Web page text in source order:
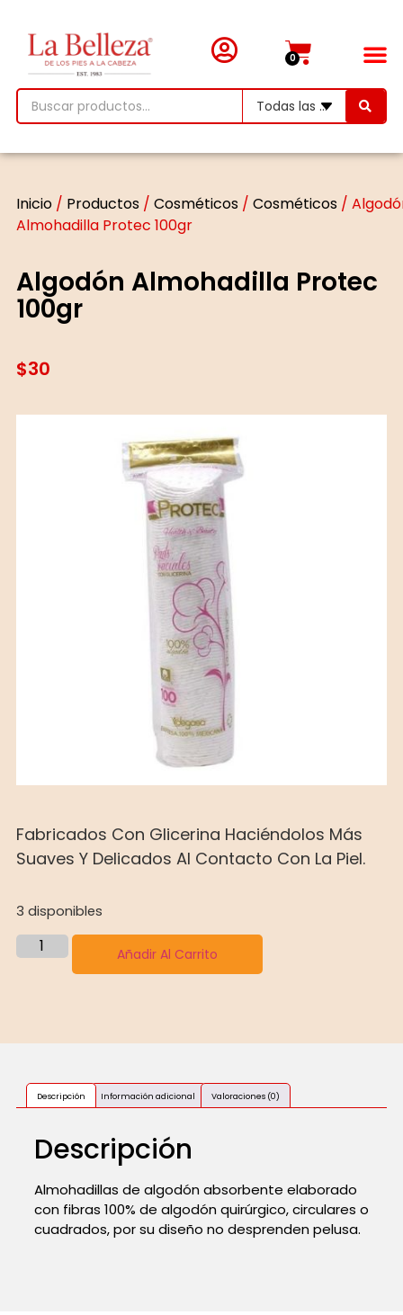
0
Inicio/ Productos/ Cosméticos/ Cosméticos/
Almohadilla Protec 100gr
Algodón Almohadilla Protec
100gr
$30
Fabricados Con Glicerina Haciéndolos Más
Suaves Y Delicados Al Contacto Con La Piel.
3 disponibles
Añadir Al Carrito
Descripción Información adicional Valoraciones (0)
Descripción
Almohadillas de algodón absorbente elaborado
con fibras 100% de algodón quirúrgico, circulares o
cuadrados, por su diseño no desprenden pelusa.